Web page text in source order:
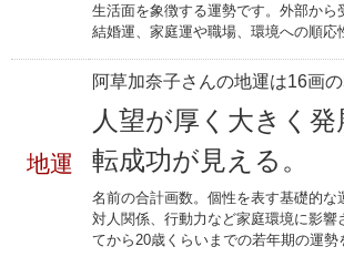
生活面を象徴する運勢です。外部から
結婚運、家庭運や職場、環境への順応
地運
阿草加奈子さんの地運は16画の
人望が厚く大きく
転成功が見える。
名前の合計画数。個性を表す基礎的な
対人関係、行動力など家庭環境に影響
てから20歳くらいまでの若年期の運勢